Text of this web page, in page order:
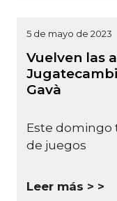
5 de mayo de 2023
Vuelven las
Gavà
Este domingo
de juegos
Leer más >